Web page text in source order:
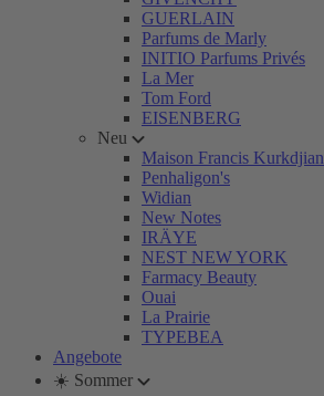
GUERLAIN
Parfums de Marly
INITIO Parfums Privés
La Mer
Tom Ford
EISENBERG
Neu
Maison Francis Kurkdjian
Penhaligon's
Widian
New Notes
IRÄYE
NEST NEW YORK
Farmacy Beauty
Ouai
La Prairie
TYPEBEA
Angebote
☀️ Sommer